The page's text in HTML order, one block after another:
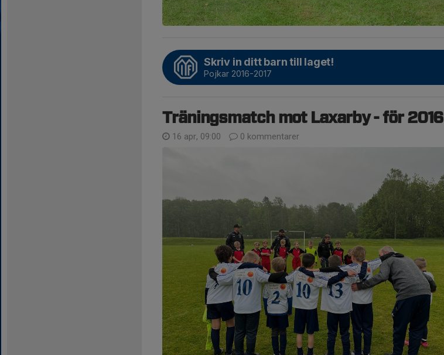
Skriv in ditt barn till laget!
Pojkar 2016-2017
Träningsmatch mot Laxarby - för 2016
16 apr, 09:00 0 kommentarer